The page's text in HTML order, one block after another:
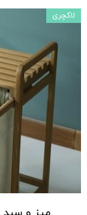
لاکچری